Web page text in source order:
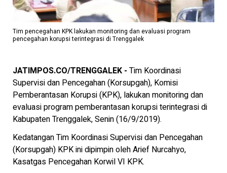
Tim pencegahan KPK lakukan monitoring dan evaluasi program
pencegahan korupsi terintegrasi di Trenggalek
JATIMPOS.CO/TRENGGALEK - Tim Koordinasi
Supervisi dan Pencegahan (Korsupgah), Komisi
Pemberantasan Korupsi (KPK), lakukan monitoring dan
evaluasi program pemberantasan korupsi terintegrasi di
Kabupaten Trenggalek, Senin (16/9/2019).
Kedatangan Tim Koordinasi Supervisi dan Pencegahan
(Korsupgah) KPK ini dipimpin oleh Arief Nurcahyo,
Kasatgas Pencegahan Korwil VI KPK.